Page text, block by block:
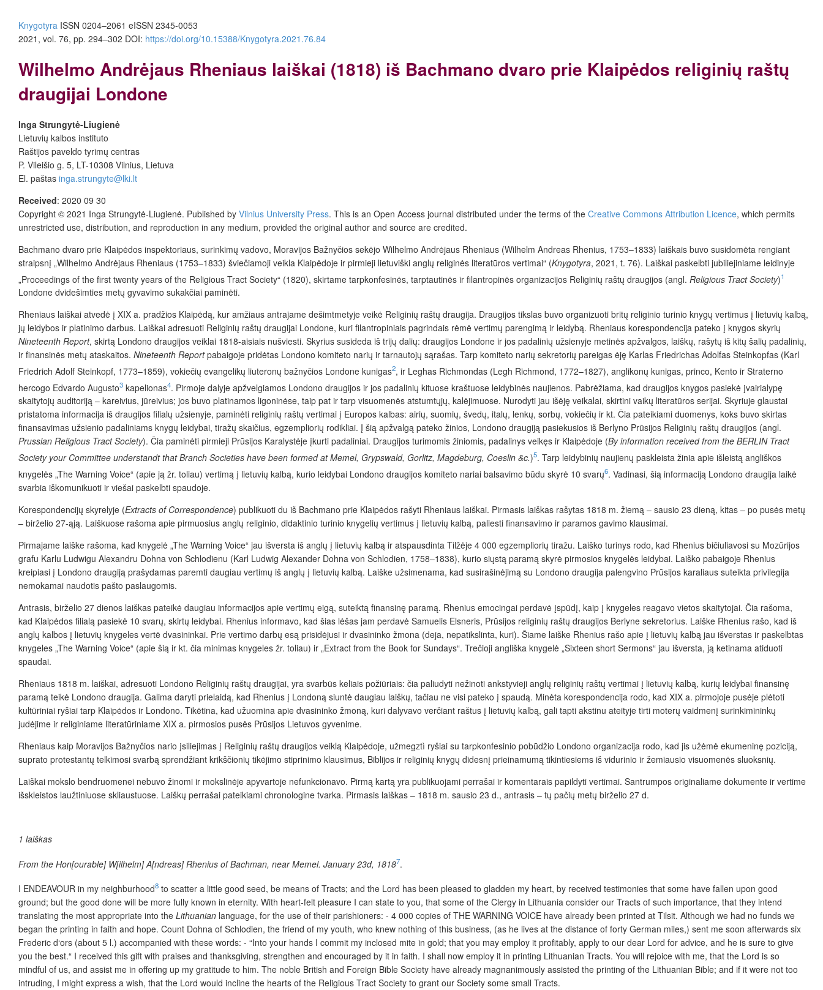
Knygotyra ISSN 0204–2061 eISSN 2345-0053
2021, vol. 76, pp. 294–302 DOI: https://doi.org/10.15388/Knygotyra.2021.76.84
Wilhelmo Andrėjaus Rheniaus laiškai (1818) iš Bachmano dvaro prie Klaipėdos religinių raštų
draugijai Londone
Inga Strungytė-Liugienė
Lietuvių kalbos instituto
Raštijos paveldo tyrimų centras
P. Vileišio g. 5, LT-10308 Vilnius, Lietuva
El. paštas inga.strungyte@lki.lt
Received: 2020 09 30
Copyright © 2021 Inga Strungytė-Liugienė. Published by Vilnius University Press. This is an Open Access journal distributed under the terms of the Creative Commons Attribution Licence, which permits
unrestricted use, distribution, and reproduction in any medium, provided the original author and source are credited.
Bachmano dvaro prie Klaipėdos inspektoriaus, surinkimų vadovo, Moravijos Bažnyčios sekėjo Wilhelmo Andrėjaus Rheniaus (Wilhelm Andreas Rhenius, 1753–1833) laiškais buvo susidomėta rengiant
straipsnį „Wilhelmo Andrėjaus Rheniaus (1753–1833) šviečiamoji veikla Klaipėdoje ir pirmieji lietuviški anglų religinės literatūros vertimai“ (Knygotyra, 2021, t. 76). Laiškai paskelbti jubiliejiniame leidinyje
„Proceedings of the first twenty years of the Religious Tract Society“ (1820), skirtame tarpkonfesinės, tarptautinės ir filantropinės organizacijos Religinių raštų draugijos (angl. Religious Tract Society)1
Londone dvidešimties metų gyvavimo sukakčiai paminėti.
Rheniaus laiškai atvedė į XIX a. pradžios Klaipėdą, kur amžiaus antrajame dešimtmetyje veikė Religinių raštų draugija. Draugijos tikslas buvo organizuoti britų religinio turinio knygų vertimus į lietuvių kalbą,
jų leidybos ir platinimo darbus. Laiškai adresuoti Religinių raštų draugijai Londone, kuri filantropiniais pagrindais rėmė vertimų parengimą ir leidybą. Rheniaus korespondencija pateko į knygos skyrių
Nineteenth Report, skirtą Londono draugijos veiklai 1818-aisiais nušviesti. Skyrius susideda iš trijų dalių: draugijos Londone ir jos padalinių užsienyje metinės apžvalgos, laiškų, rašytų iš kitų šalių padalinių,
ir finansinės metų ataskaitos. Nineteenth Reportpabaigoje pridėtas Londono komiteto narių ir tarnautojų sąrašas. Tarp komiteto narių sekretorių pareigas ėję Karlas Friedrichas Adolfas Steinkopfas (Karl
Friedrich Adolf Steinkopf, 1773–1859), vokiečių evangelikų liuteronų bažnyčios Londone kunigas2, ir Leghas Richmondas (Legh Richmond, 1772–1827), anglikonų kunigas, princo, Kento ir Straterno
hercogo Edvardo Augusto3 kapelionas4. Pirmoje dalyje apžvelgiamos Londono draugijos ir jos padalinių kituose kraštuose leidybinės naujienos. Pabrėžiama, kad draugijos knygos pasiekė įvairialypę
skaitytojų auditoriją – kareivius, jūreivius; jos buvo platinamos ligoninėse, taip pat ir tarp visuomenės atstumtųjų, kalėjimuose. Nurodyti jau išėję veikalai, skirtini vaikų literatūros serijai. Skyriuje glaustai
pristatoma informacija iš draugijos filialų užsienyje, paminėti religinių raštų vertimai į Europos kalbas: airių, suomių, švedų, italų, lenkų, sorbų, vokiečių ir kt. Čia pateikiami duomenys, koks buvo skirtas
finansavimas užsienio padaliniams knygų leidybai, tiražų skaičius, egzempliorių rodikliai. Į šią apžvalgą pateko žinios, Londono draugiją pasiekusios iš Berlyno Prūsijos Religinių raštų draugijos (angl.
Prussian Religious Tract Society). Čia paminėti pirmieji Prūsijos Karalystėje įkurti padaliniai. Draugijos turimomis žiniomis, padalinys veikęs ir Klaipėdoje (By information received from the BERLIN Tract
Society your Committee understandt that Branch Societies have been formed at Memel, Grypswald, Gorlitz, Magdeburg, Coeslin &c.)5. Tarp leidybinių naujienų paskleista žinia apie išleistą angliškos
knygelės „The Warning Voice“ (apie ją žr. toliau) vertimą į lietuvių kalbą, kurio leidybai Londono draugijos komiteto nariai balsavimo būdu skyrė 10 svarų6. Vadinasi, šią informaciją Londono draugija laikė
svarbia iškomunikuoti ir viešai paskelbti spaudoje.
Korespondencijų skyrelyje (Extracts of Correspondence) publikuoti du iš Bachmano prie Klaipėdos rašyti Rheniaus laiškai. Pirmasis laiškas rašytas 1818 m. žiemą – sausio 23 dieną, kitas – po pusės metų
– birželio 27-ąją. Laiškuose rašoma apie pirmuosius anglų religinio, didaktinio turinio knygelių vertimus į lietuvių kalbą, paliesti finansavimo ir paramos gavimo klausimai.
Pirmajame laiške rašoma, kad knygelė „The Warning Voice“ jau išversta iš anglų į lietuvių kalbą ir atspausdinta Tilžėje 4 000 egzempliorių tiražu. Laiško turinys rodo, kad Rhenius bičiuliavosi su Mozūrijos
grafu Karlu Ludwigu Alexandru Dohna von Schlodienu (Karl Ludwig Alexander Dohna von Schlodien, 1758–1838), kurio siųstą paramą skyrė pirmosios knygelės leidybai. Laiško pabaigoje Rhenius
kreipiasi į Londono draugiją prašydamas paremti daugiau vertimų iš anglų į lietuvių kalbą. Laiške užsimenama, kad susirašinėjimą su Londono draugija palengvino Prūsijos karaliaus suteikta privilegija
nemokamai naudotis pašto paslaugomis.
Antrasis, birželio 27 dienos laiškas pateikė daugiau informacijos apie vertimų eigą, suteiktą finansinę paramą. Rhenius emocingai perdavė įspūdį, kaip į knygeles reagavo vietos skaitytojai. Čia rašoma,
kad Klaipėdos filialą pasiekė 10 svarų, skirtų leidybai. Rhenius informavo, kad šias lėšas jam perdavė Samuelis Elsneris, Prūsijos religinių raštų draugijos Berlyne sekretorius. Laiške Rhenius rašo, kad iš
anglų kalbos į lietuvių knygeles vertė dvasininkai. Prie vertimo darbų esą prisidėjusi ir dvasininko žmona (deja, nepatikslinta, kuri). Šiame laiške Rhenius rašo apie į lietuvių kalbą jau išverstas ir paskelbtas
knygeles „The Warning Voice“ (apie šią ir kt. čia minimas knygeles žr. toliau) ir „Extract from the Book for Sundays“. Trečioji angliška knygelė „Sixteen short Sermons“ jau išversta, ją ketinama atiduoti
spaudai.
Rheniaus 1818 m. laiškai, adresuoti Londono Religinių raštų draugijai, yra svarbūs keliais požiūriais: čia paliudyti nežinoti ankstyvieji anglų religinių raštų vertimai į lietuvių kalbą, kurių leidybai finansinę
paramą teikė Londono draugija. Galima daryti prielaidą, kad Rhenius į Londoną siuntė daugiau laiškų, tačiau ne visi pateko į spaudą. Minėta korespondencija rodo, kad XIX a. pirmojoje pusėje plėtoti
kultūriniai ryšiai tarp Klaipėdos ir Londono. Tikėtina, kad užuomina apie dvasininko žmoną, kuri dalyvavo verčiant raštus į lietuvių kalbą, gali tapti akstinu ateityje tirti moterų vaidmenį surinkimininkų
judėjime ir religiniame literatūriniame XIX a. pirmosios pusės Prūsijos Lietuvos gyvenime.
Rheniaus kaip Moravijos Bažnyčios nario įsiliejimas į Religinių raštų draugijos veiklą Klaipėdoje, užmegztì ryšiai su tarpkonfesinio pobūdžio Londono organizacija rodo, kad jis užėmė ekumeninę poziciją,
suprato protestantų telkimosi svarbą sprendžiant krikščionių tikėjimo stiprinimo klausimus, Biblijos ir religinių knygų didesnį prieinamumą tikintiesiems iš vidurinio ir žemiausio visuomenės sluoksnių.
Laiškai mokslo bendruomenei nebuvo žinomi ir mokslinėje apyvartoje nefunkcionavo. Pirmą kartą yra publikuojami perrašai ir komentarais papildyti vertimai. Santrumpos originaliame dokumente ir vertime
išskleistos laužtiniuose skliaustuose. Laiškų perrašai pateikiami chronologine tvarka. Pirmasis laiškas – 1818 m. sausio 23 d., antrasis – tų pačių metų birželio 27 d.
1 laiškas
From the Hon[ourable] W[ilhelm] A[ndreas] Rhenius of Bachman, near Memel. January 23d, 18187.
I ENDEAVOUR in my neighburhood8 to scatter a little good seed, be means of Tracts; and the Lord has been pleased to gladden my heart, by received testimonies that some have fallen upon good
ground; but the good done will be more fully known in eternity. With heart-felt pleasure I can state to you, that some of the Clergy in Lithuania consider our Tracts of such importance, that they intend
translating the most appropriate into the Lithuanian language, for the use of their parishioners: - 4 000 copies of THE WARNING VOICE have already been printed at Tilsit. Although we had no funds we
began the printing in faith and hope. Count Dohna of Schlodien, the friend of my youth, who knew nothing of this business, (as he lives at the distance of forty German miles,) sent me soon afterwards six
Frederic d‘ors (about 5 l.) accompanied with these words: - “Into your hands I commit my inclosed mite in gold; that you may employ it profitably, apply to our dear Lord for advice, and he is sure to give
you the best.“ I received this gift with praises and thanksgiving, strengthen and encouraged by it in faith. I shall now employ it in printing Lithuanian Tracts. You will rejoice with me, that the Lord is so
mindful of us, and assist me in offering up my gratitude to him. The noble British and Foreign Bible Society have already magnanimously assisted the printing of the Lithuanian Bible; and if it were not too
intruding, I might express a wish, that the Lord would incline the hearts of the Religious Tract Society to grant our Society some small Tracts.